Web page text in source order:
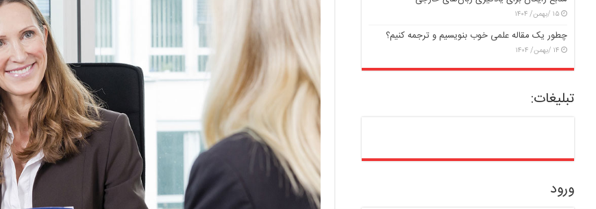
۱۵ /بهمن/ ۱۴۰۴
چطور یک مقاله علمی خوب بنویسیم و ترجمه کنیم؟
۱۴ /بهمن/ ۱۴۰۴
تبلیغات:
ورود